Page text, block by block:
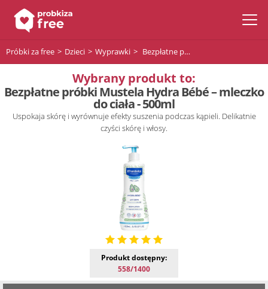
Próbki za free Dzieci Wyprawki Bezpłatne próbki Mustela Hydra Bébé – mleczko do ciała - 500ml
Wybrany produkt to:
Bezpłatne próbki Mustela Hydra Bébé – mleczko
do ciała - 500ml
Uspokaja skórę i wyrównuje efekty suszenia podczas kąpieli. Delikatnie
czyści skórę i włosy.
Produkt dostępny:
558/1400